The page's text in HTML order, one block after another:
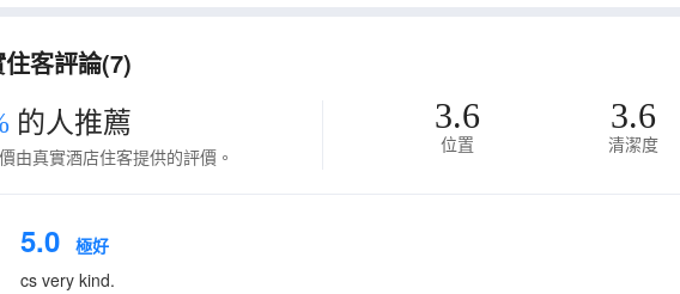
客評論(7)
的人推薦
由真實酒店住客提供的評價。
3.6
位置
3.6
清潔度
5.0 極好
cs very kind.